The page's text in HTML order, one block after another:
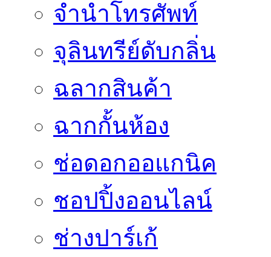
จำนำโทรศัพท์
จุลินทรีย์ดับกลิ่น
ฉลากสินค้า
ฉากกั้นห้อง
ช่อดอกออแกนิค
ชอปปิ้งออนไลน์
ช่างปาร์เก้